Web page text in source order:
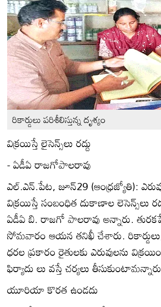
రికార్డులు పరిశీలిస్తున్న దృశ్యం
విక్రయిస్తే లైసెన్స్‌లు రద్దు
- ఏడీఏ రాజగోపాలరావు
ఎల్‌.ఎన్‌.పేట, జూన్‌29 (ఆంధ్రజ్యోతి):
విక్రయిస్తే సంబంధిత దుకాణాల లెసెన్స్‌లు
ఏడీఏ బి. రాజగో పాలరావు అన్నారు.
సోమవారం ఆయన తనిఖీ చేశారు. రికార్డులు,
ధరల ప్రకారం రైతులకు ఎరువులను
ఫిర్యాదు లు వస్తే చర్యలు
యూరియా కొరత ఉండదు